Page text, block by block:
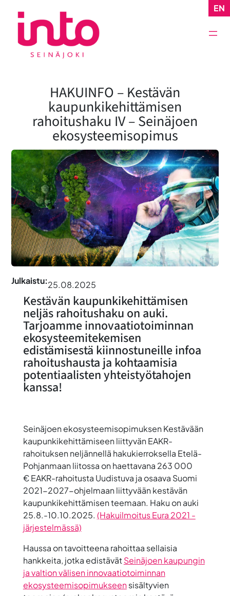
sisältöön
EN
HAKUINFO – Kestävän
kaupunkikehittämisen
rahoitushaku IV – Seinäjoen
ekosysteemisopimus
Julkaistu:25.08.2025
Kestävän kaupunkikehittämisen
neljäs rahoitushaku on auki.
Tarjoamme innovaatiotoiminnan
ekosysteemitekemisen
edistämisestä kiinnostuneille infoa
rahoitushausta ja kohtaamisia
potentiaalisten yhteistyötahojen
kanssa!
Seinäjoen ekosysteemisopimuksen Kestävään
kaupunkikehittämiseen liittyvän EAKR-
rahoituksen neljännellä hakukierroksella Etelä-
Pohjanmaan liitossa on haettavana 263 000
€ EAKR-rahoitusta Uudistuva ja osaava Suomi
2021-2027-ohjelmaan liittyvään kestävän
kaupunkikehittämisen teemaan. Haku on auki
25.8.-10.10.2025. (Hakuilmoitus Eura 2021 -
järjestelmässä)
Haussa on tavoitteena rahoittaa sellaisia
hankkeita, jotka edistävätSeinäjoen kaupungin
ja valtion välisen innovaatiotoiminnan
ekosysteemisopimukseensisältyvien